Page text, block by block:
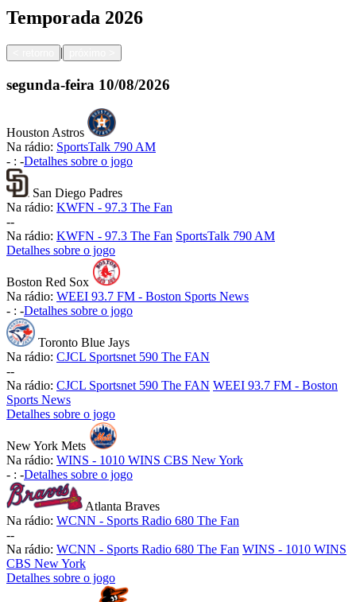
Temporada 2026
|
segunda-feira 10/08/2026
Houston Astros
Na rádio: SportsTalk 790 AM
- : -Detalhes sobre o jogo
San Diego Padres
Na rádio: KWFN - 97.3 The Fan
--
Na rádio: KWFN - 97.3 The Fan SportsTalk 790 AM
Detalhes sobre o jogo
Boston Red Sox
Na rádio: WEEI 93.7 FM - Boston Sports News
- : -Detalhes sobre o jogo
Toronto Blue Jays
Na rádio: CJCL Sportsnet 590 The FAN
--
Na rádio: CJCL Sportsnet 590 The FAN WEEI 93.7 FM - Boston
Sports News
Detalhes sobre o jogo
New York Mets
Na rádio: WINS - 1010 WINS CBS New York
- : -Detalhes sobre o jogo
Atlanta Braves
Na rádio: WCNN - Sports Radio 680 The Fan
--
Na rádio: WCNN - Sports Radio 680 The Fan WINS - 1010 WINS
CBS New York
Detalhes sobre o jogo